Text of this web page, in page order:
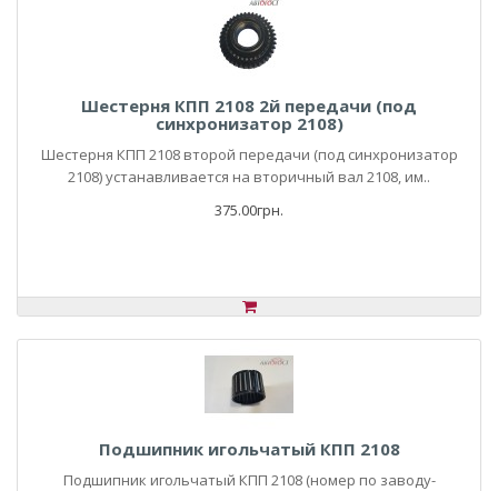
Шестерня КПП 2108 2й передачи (под
синхронизатор 2108)
Шестерня КПП 2108 второй передачи (под синхронизатор
2108) устанавливается на вторичный вал 2108, им..
375.00грн.
Подшипник игольчатый КПП 2108
Подшипник игольчатый КПП 2108 (номер по заводу-